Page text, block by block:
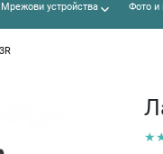
устройства Фото и